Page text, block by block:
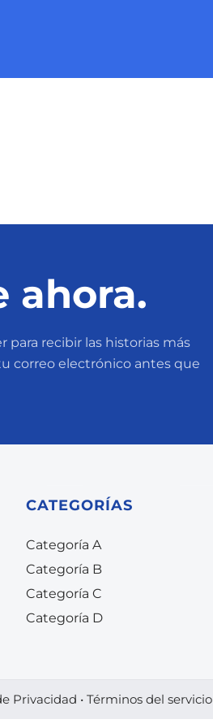
ahora.
para recibir las historias más
correo electrónico antes que
CATEGORÍAS
Categoría A
Categoría B
Categoría C
Categoría D
Privacidad • Términos del servicio